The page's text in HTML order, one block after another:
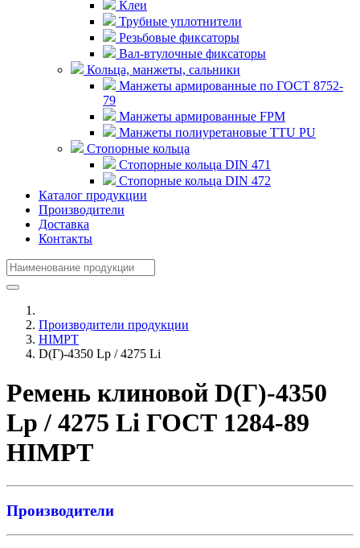
Клеи
Трубные уплотнители
Резьбовые фиксаторы
Вал-втулочные фиксаторы
Кольца, манжеты, сальники
Манжеты армированные по ГОСТ 8752-
79
Манжеты армированные FPM
Манжеты полиуретановые TTU PU
Стопорные кольца
Стопорные кольца DIN 471
Стопорные кольца DIN 472
Каталог продукции
Производители
Доставка
Контакты
Производители продукции
HIMPT
D(Г)-4350 Lp / 4275 Li
Ремень клиновой D(Г)-4350
Lp / 4275 Li ГОСТ 1284-89
HIMPT
Производители